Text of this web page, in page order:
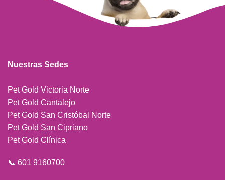
Nuestras Sedes
Pet Gold Victoria Norte
Pet Gold Cantalejo
Pet Gold San Cristóbal Norte
Pet Gold San Cipriano
Pet Gold Clínica
📞 601 9160700